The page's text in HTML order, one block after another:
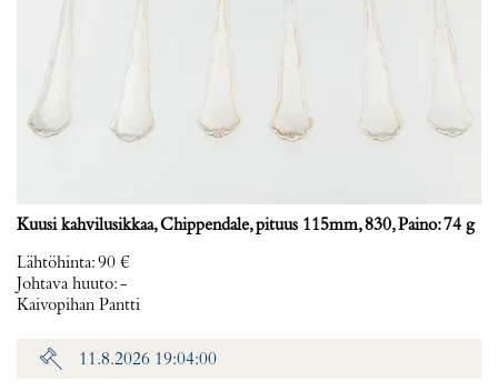
Kuusi kahvilusikkaa, Chippendale, pituus 115mm, 830, Paino: 74 g
Lähtöhinta:90 €
Johtava huuto:-
Kaivopihan Pantti
11.8.2026 19:04:00